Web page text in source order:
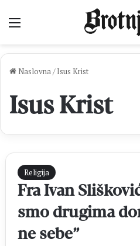
Naslovna/ Isus Krist
Isus Krist
Religija
Fra Ivan
smo drugima
ne sebe”